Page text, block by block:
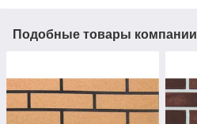
Подобные товары компании